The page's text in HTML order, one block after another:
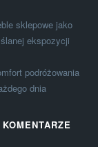
sklepowe jako
ekspozycji
podróżowania
dnia